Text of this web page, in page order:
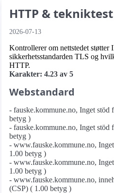
HTTP & tekniktest
2026-07-13
Kontrollerer om nettstedet støtter
sikkerhetsstandarden TLS og
HTTP.
Karakter: 4.23 av 5
Webstandard
- fauske.kommune.no, Inget
betyg )
- fauske.kommune.no, Inget
betyg )
- www.fauske.kommune.no,
1.00 betyg )
- www.fauske.kommune.no,
1.00 betyg )
- www.fauske.kommune.no,
(CSP) ( 1.00 betyg )